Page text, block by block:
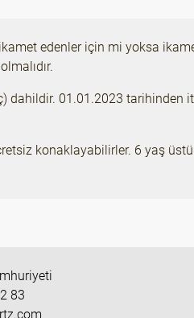
edenler için mi yoksa
dahildir. 01.01.2023
konaklayabilirler. 6 yaş
83